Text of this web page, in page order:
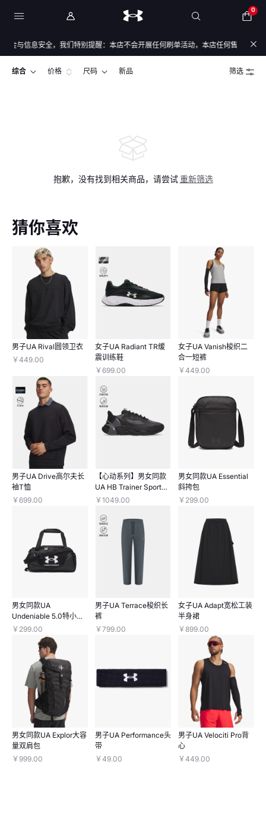
0
金与信息安全，我们特别提醒：本店不会开展任何刷单活动，本店任何售后/退
综合 价格 尺码 新品 筛选
抱歉，没有找到相关商品，请尝试 重新筛选
猜你喜欢
男子UA Rival圆领卫衣
￥449.00
女子UA Radiant TR缓
震训练鞋
￥699.00
女子UA Vanish梭织二
合一短裤
￥449.00
男子UA Drive高尔夫长
袖T恤
￥699.00
【心动系列】男女同款
UA HB Trainer Sport训
练鞋
￥1049.00
男女同款UA Essential
斜挎包
￥299.00
男女同款UA
Undeniable 5.0特小号
旅行包
￥299.00
男子UA Terrace梭织长
裤
￥799.00
女子UA Adapt宽松工装
半身裙
￥899.00
男女同款UA Explor大容
量双肩包
￥999.00
男子UA Performance头
带
￥49.00
男子UA Velociti Pro背
心
￥449.00